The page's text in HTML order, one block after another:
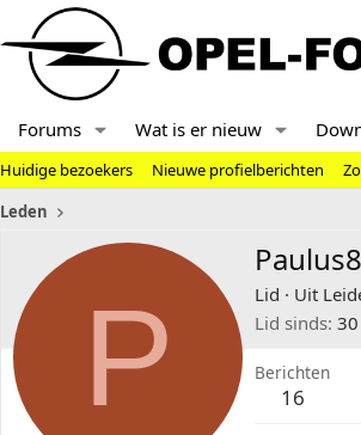
Forums Wat is er nieuw
Huidige bezoekers Nieuwe profielberichten
Leden
P Lid · Uit
Lid sinds
Berichten
16